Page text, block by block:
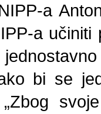
a
a
bi se